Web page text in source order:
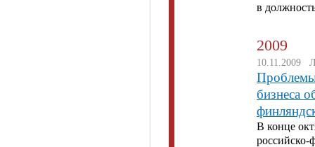
в
2009
10.11.2009
Проблемы
бизнеса
В конце
российско-